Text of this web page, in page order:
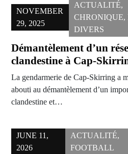
NOVEMBER
29, 2025
ACTUALITÉ,
CHRONIQUE,
DIVERS
Démantèlement d’un
clandestine à Cap-
La gendarmerie de Cap-Skirring a
abouti au démantèlement d’un
clandestine et…
JUNE 11,
2026
ACTUALITÉ,
FOOTBALL